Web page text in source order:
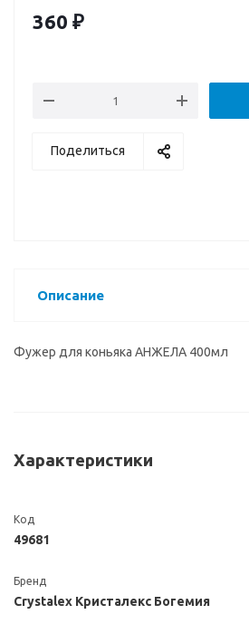
360 ₽
Поделиться
Описание
Фужер для коньяка АНЖЕЛА 400мл
Характеристики
Код
49681
Бренд
Crystalex Кристалекс Богемия